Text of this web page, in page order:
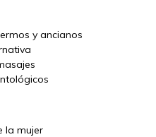
y ancianos
la mujer